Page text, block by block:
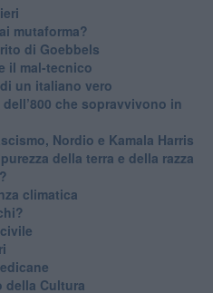
mutaforma?
di Goebbels
il mal-tecnico
un italiano vero
che sopravvivono in
Nordio e Kamala Harris
della terra e della razza
climatica
della Cultura